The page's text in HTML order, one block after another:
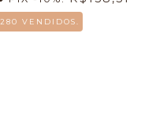
280 VENDIDOS.